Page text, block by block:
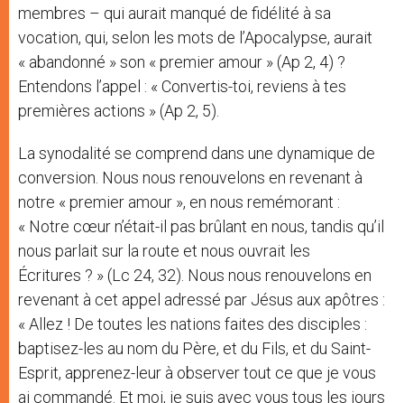
membres – qui aurait manqué de fidélité à sa
vocation, qui, selon les mots de l’Apocalypse, aurait
« abandonné » son « premier amour » (Ap 2, 4) ?
Entendons l’appel : « Convertis-toi, reviens à tes
premières actions » (Ap 2, 5).
La synodalité se comprend dans une dynamique de
conversion. Nous nous renouvelons en revenant à
notre « premier amour », en nous remémorant :
« Notre cœur n’était-il pas brûlant en nous, tandis qu’il
nous parlait sur la route et nous ouvrait les
Écritures ? » (Lc 24, 32). Nous nous renouvelons en
revenant à cet appel adressé par Jésus aux apôtres :
« Allez ! De toutes les nations faites des disciples :
baptisez-les au nom du Père, et du Fils, et du Saint-
Esprit, apprenez-leur à observer tout ce que je vous
ai commandé. Et moi, je suis avec vous tous les jours